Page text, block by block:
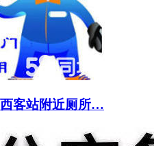
客站附近厕所…